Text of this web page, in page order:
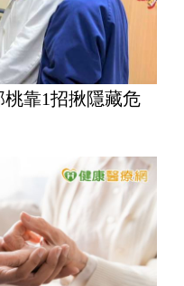
靠1招揪隱藏危